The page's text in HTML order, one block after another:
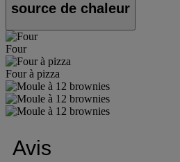
source de chaleur
Four
Four à pizza